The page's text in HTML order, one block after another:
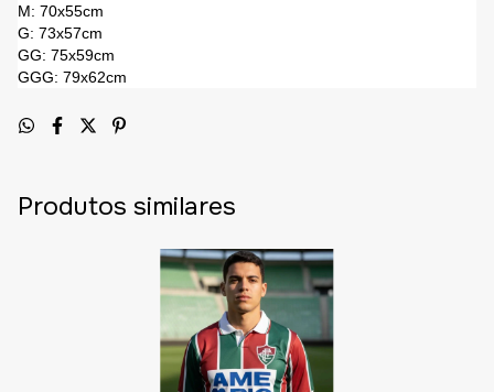
M: 70x55cm
G: 73x57cm
GG: 75x59cm
GGG: 79x62cm
Produtos similares